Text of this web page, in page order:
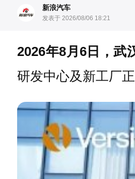
新浪汽车
发表于 2026/08/06 18:21
2026年8月6日，武
研发中心及新工厂